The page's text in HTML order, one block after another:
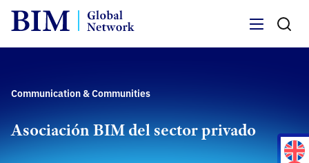
Communication & Communities
Asociación BIM del sector privado